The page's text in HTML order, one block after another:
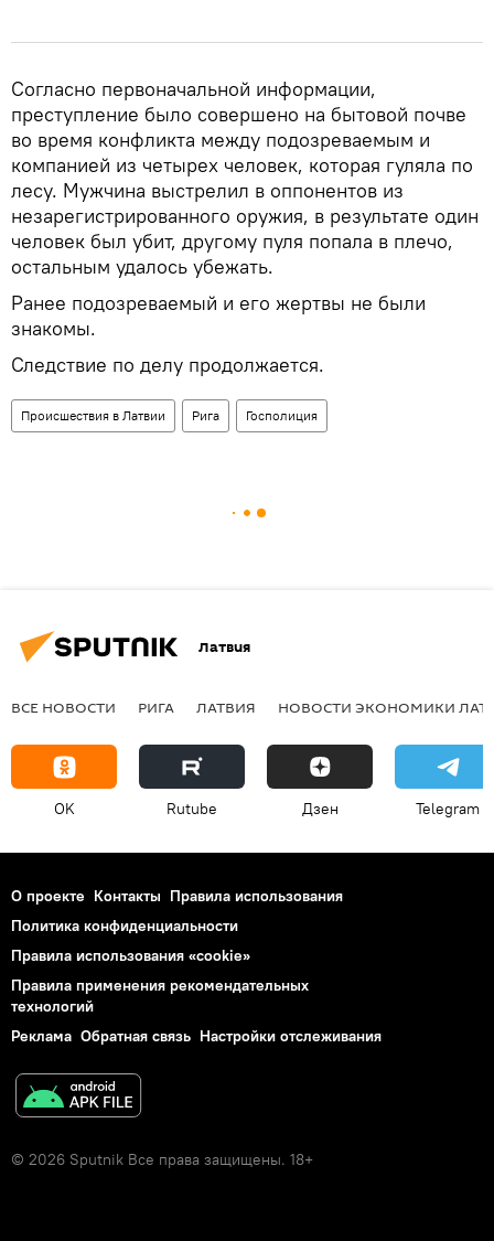
Согласно первоначальной информации,
преступление было совершено на бытовой почве
во время конфликта между подозреваемым и
компанией из четырех человек, которая гуляла по
лесу. Мужчина выстрелил в оппонентов из
незарегистрированного оружия, в результате один
человек был убит, другому пуля попала в плечо,
остальным удалось убежать.
Ранее подозреваемый и его жертвы не были
знакомы.
Следствие по делу продолжается.
Происшествия в Латвии Рига Госполиция
Латвия
ВСЕ НОВОСТИ РИГА ЛАТВИЯ НОВОСТИ ЭКОНОМИКИ
OK Rutube Дзен Telegram
О проекте Контакты Правила использования
Политика конфиденциальности
Правила использования «cookie»
Правила применения рекомендательных
технологий
Реклама Обратная связь Настройки отслеживания
© 2026 Sputnik Все права защищены. 18+